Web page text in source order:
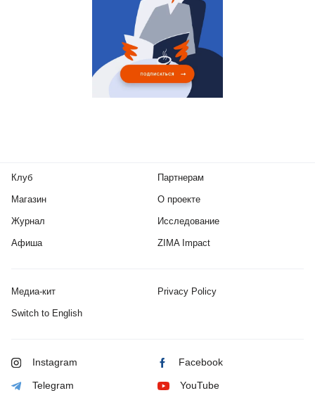
Клуб
Магазин
Журнал
Афиша
Партнерам
О проекте
Исследование
ZIMA Impact
Медиа-кит Privacy Policy
Switch to English
Instagram Facebook
Telegram YouTube